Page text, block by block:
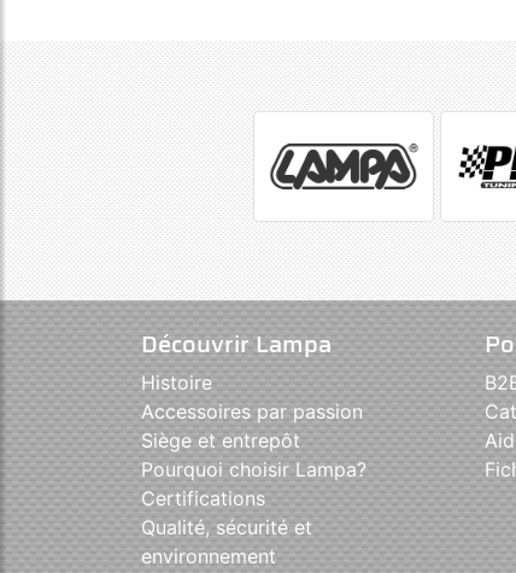
Découvrir Lampa
Histoire
Accessoires par passion
Siège et entrepôt
Pourquoi choisir Lampa?
Certifications
Qualité, sécurité et
environnement